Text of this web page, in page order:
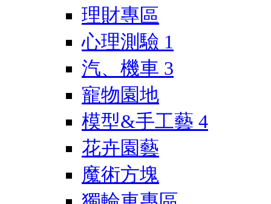
理財專區
心理測驗 1
汽、機車 3
寵物園地
模型&手工藝 4
花卉園藝
魔術方塊